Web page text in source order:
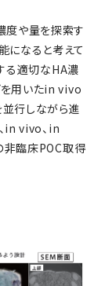
度や量を探索す
になると考えて
る適切なHA濃
を用いたin vivo
並行しながら進
in vivo、in
非臨床POC取得